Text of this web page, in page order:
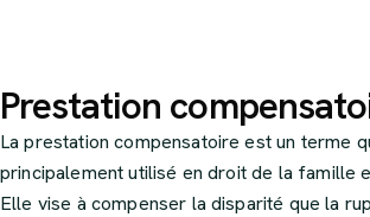
Prestation
La prestation compensatoire est un terme
principalement utilisé en droit de la famille
Elle vise à compenser la disparité que la